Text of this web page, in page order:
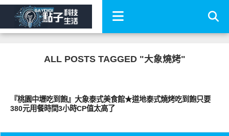
ALL POSTS TAGGED "大象燒烤"
『桃園中壢吃到飽』大象泰式美食館★道地泰式燒烤吃到飽只要
380元用餐時間3小時CP值太高了